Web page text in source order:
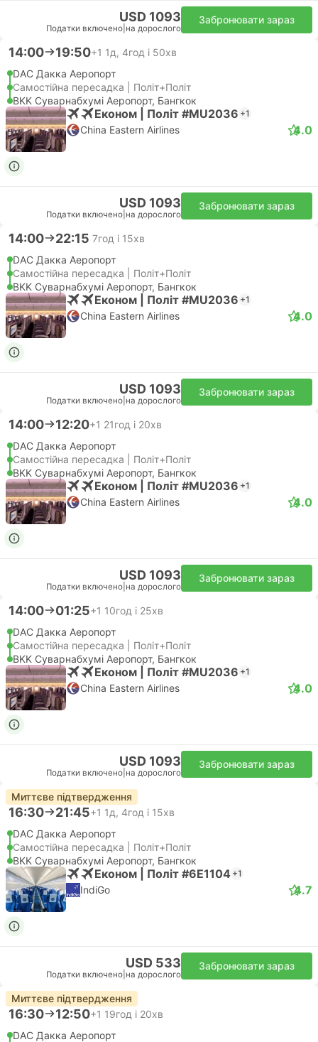
USD 1093
Податки включено на дорослого
Забронювати зараз
14:00 19:50+1 1д, 4год і 50хв
DAC Дакка Аеропорт
Самостійна пересадка | Політ+Політ
BKK Суварнабхумі Аеропорт, Бангкок
Економ | Політ #MU2036 +1
China Eastern Airlines 4.0
USD 1093
Податки включено на дорослого
Забронювати зараз
14:00 22:15 7год і 15хв
DAC Дакка Аеропорт
Самостійна пересадка | Політ+Політ
BKK Суварнабхумі Аеропорт, Бангкок
Економ | Політ #MU2036 +1
China Eastern Airlines 4.0
USD 1093
Податки включено на дорослого
Забронювати зараз
14:00 12:20+1 21год і 20хв
DAC Дакка Аеропорт
Самостійна пересадка | Політ+Політ
BKK Суварнабхумі Аеропорт, Бангкок
Економ | Політ #MU2036 +1
China Eastern Airlines 4.0
USD 1093
Податки включено на дорослого
Забронювати зараз
14:00 01:25+1 10год і 25хв
DAC Дакка Аеропорт
Самостійна пересадка | Політ+Політ
BKK Суварнабхумі Аеропорт, Бангкок
Економ | Політ #MU2036 +1
China Eastern Airlines 4.0
USD 1093
Податки включено на дорослого
Забронювати зараз
Миттєве підтвердження
16:30 21:45+1 1д, 4год і 15хв
DAC Дакка Аеропорт
Самостійна пересадка | Політ+Політ
BKK Суварнабхумі Аеропорт, Бангкок
Економ | Політ #6E1104 +1
IndiGo 4.7
USD 533
Податки включено на дорослого
Забронювати зараз
Миттєве підтвердження
16:30 12:50+1 19год і 20хв
DAC Дакка Аеропорт